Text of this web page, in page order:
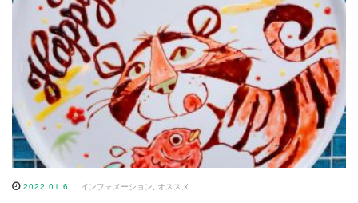
2022.01.6 インフォメーション オススメ